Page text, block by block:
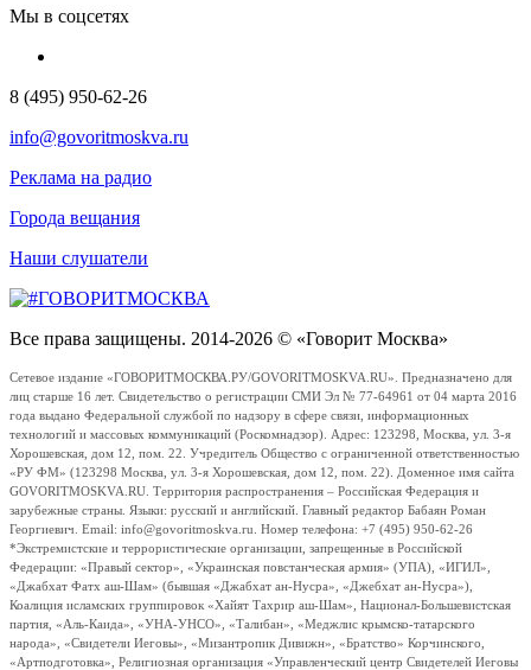
Мы в соцсетях
8 (495) 950-62-26
info@govoritmoskva.ru
Реклама на радио
Города вещания
Наши слушатели
Все права защищены. 2014-2026 © «Говорит Москва»
Сетевое издание «ГОВОРИТМОСКВА.РУ/GOVORITMOSKVA.RU». Предназначено для
лиц старше 16 лет. Свидетельство о регистрации СМИ Эл № 77-64961 от 04 марта 2016
года выдано Федеральной службой по надзору в сфере связи, информационных
технологий и массовых коммуникаций (Роскомнадзор). Адрес: 123298, Москва, ул. 3-я
Хорошевская, дом 12, пом. 22. Учредитель Общество с ограниченной ответственностью
«РУ ФМ» (123298 Москва, ул. 3-я Хорошевская, дом 12, пом. 22). Доменное имя сайта
GOVORITMOSKVA.RU. Территория распространения – Российская Федерация и
зарубежные страны. Языки: русский и английский. Главный редактор Бабаян Роман
Георгиевич. Email: info@govoritmoskva.ru. Номер телефона: +7 (495) 950-62-26
*Экстремистские и террористические организации, запрещенные в Российской
Федерации: «Правый сектор», «Украинская повстанческая армия» (УПА), «ИГИЛ»,
«Джабхат Фатх аш-Шам» (бывшая «Джабхат ан-Нусра», «Джебхат ан-Нусра»),
Коалиция исламских группировок «Хайят Тахрир аш-Шам», Национал-Большевистская
партия, «Аль-Каида», «УНА-УНСО», «Талибан», «Меджлис крымско-татарского
народа», «Свидетели Иеговы», «Мизантропик Дивижн», «Братство» Корчинского,
«Артподготовка», Религиозная организация «Управленческий центр Свидетелей Иеговы